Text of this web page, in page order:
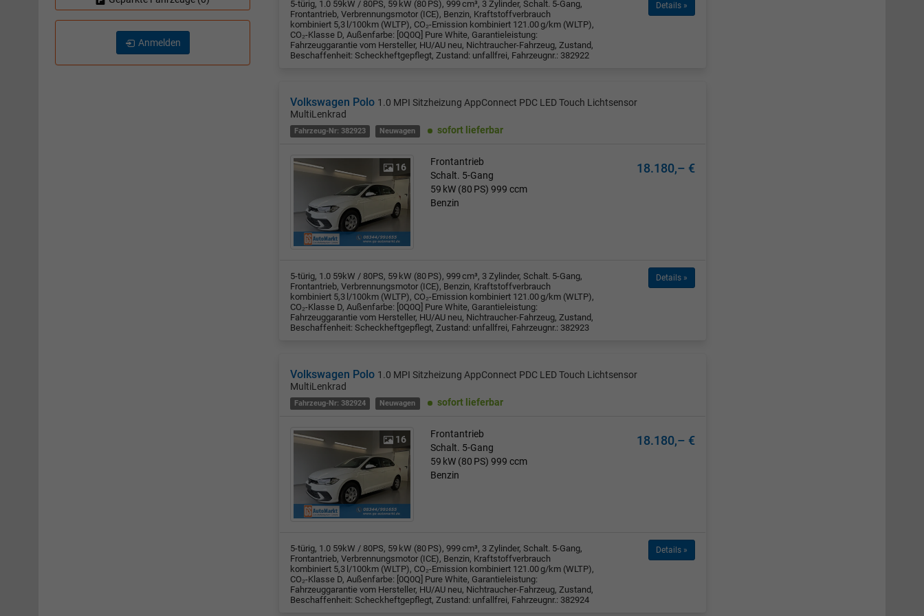
5-türig, 1.0 59kW / 80PS, 59 kW (80 PS), 999 cm³, 3 Zylinder, Schalt. 5-Gang,
Frontantrieb, Verbrennungsmotor (ICE), Benzin, Kraftstoffverbrauch
kombiniert 5,3 l/100km (WLTP), CO₂-Emission kombiniert 121.00 g/km (WLTP),
CO₂-Klasse D, Außenfarbe: [0Q0Q] Pure White, Garantieleistung:
Fahrzeuggarantie vom Hersteller, HU/AU neu, Nichtraucher-Fahrzeug, Zustand,
Beschaffenheit: Scheckheftgepflegt, Zustand: unfallfrei, Fahrzeugnr.: 382922
Details »
Volkswagen Polo 1.0 MPI Sitzheizung AppConnect PDC LED Touch Lichtsensor
MultiLenkrad
Fahrzeug-Nr: 382923 Neuwagen sofort lieferbar
16
Frontantrieb
Schalt. 5-Gang
59 kW (80 PS) 999 ccm
Benzin
18.180,– €
5-türig, 1.0 59kW / 80PS, 59 kW (80 PS), 999 cm³, 3 Zylinder, Schalt. 5-Gang,
Frontantrieb, Verbrennungsmotor (ICE), Benzin, Kraftstoffverbrauch
kombiniert 5,3 l/100km (WLTP), CO₂-Emission kombiniert 121.00 g/km (WLTP),
CO₂-Klasse D, Außenfarbe: [0Q0Q] Pure White, Garantieleistung:
Fahrzeuggarantie vom Hersteller, HU/AU neu, Nichtraucher-Fahrzeug, Zustand,
Beschaffenheit: Scheckheftgepflegt, Zustand: unfallfrei, Fahrzeugnr.: 382923
Details »
Volkswagen Polo 1.0 MPI Sitzheizung AppConnect PDC LED Touch Lichtsensor
MultiLenkrad
Fahrzeug-Nr: 382924 Neuwagen sofort lieferbar
16
Frontantrieb
Schalt. 5-Gang
59 kW (80 PS) 999 ccm
Benzin
18.180,– €
5-türig, 1.0 59kW / 80PS, 59 kW (80 PS), 999 cm³, 3 Zylinder, Schalt. 5-Gang,
Frontantrieb, Verbrennungsmotor (ICE), Benzin, Kraftstoffverbrauch
kombiniert 5,3 l/100km (WLTP), CO₂-Emission kombiniert 121.00 g/km (WLTP),
CO₂-Klasse D, Außenfarbe: [0Q0Q] Pure White, Garantieleistung:
Fahrzeuggarantie vom Hersteller, HU/AU neu, Nichtraucher-Fahrzeug, Zustand,
Beschaffenheit: Scheckheftgepflegt, Zustand: unfallfrei, Fahrzeugnr.: 382924
Details »
Anmelden